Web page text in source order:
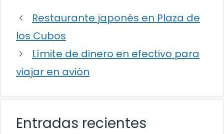
Restaurante japonés en Plaza de
los Cubos
Límite de dinero en efectivo para
viajar en avión
Entradas recientes